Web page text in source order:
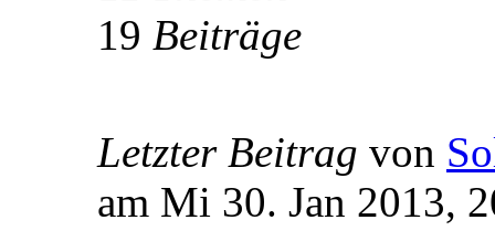
19 Beiträge
Letzter Beitrag von
am Mi 30. Jan 2013,